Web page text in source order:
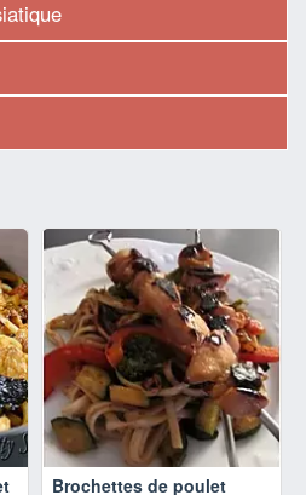
Brochettes de poulet